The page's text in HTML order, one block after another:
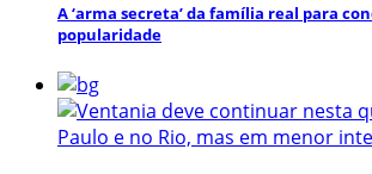
A ‘arma secreta’ da família real para
popularidade